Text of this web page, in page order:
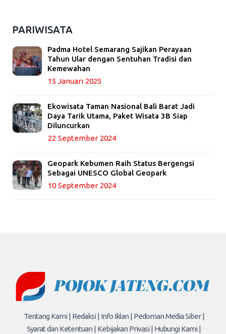
PARIWISATA
Padma Hotel Semarang Sajikan Perayaan
Tahun Ular dengan Sentuhan Tradisi dan
Kemewahan
15 Januari 2025
Ekowisata Taman Nasional Bali Barat Jadi
Daya Tarik Utama, Paket Wisata 3B Siap
Diluncurkan
22 September 2024
Geopark Kebumen Raih Status Bergengsi
Sebagai UNESCO Global Geopark
10 September 2024
Tentang Kami | Redaksi | Info Iklan | Pedoman Media Siber |
Syarat dan Ketentuan | Kebijakan Privasi | Hubungi Kami |